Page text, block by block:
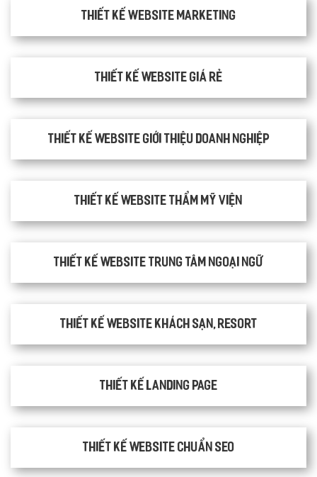
Thiết kế Website Marketing
Thiết kế website giá rẻ
Thiết kế website giới thiệu doanh nghiệp
Thiết kế website thẩm mỹ viện
Thiết kế website trung tâm ngoại ngữ
Thiết kế website khách sạn, resort
Thiết kế Landing Page
Thiết kế website chuẩn SEO